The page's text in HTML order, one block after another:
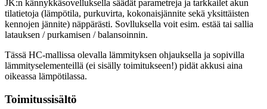
JK:n kännykkäsovelluksella säädät parametreja ja tarkkailet akun
tilatietoja (lämpötila, purkuvirta, kokonaisjännite sekä yksittäisten
kennojen jännite) näppärästi. Sovlluksella voit esim. estää tai sallia
latauksen / purkamisen / balansoinnin.
Tässä HC-mallissa olevalla lämmityksen ohjauksella ja sopivilla
lämmityselementeillä (ei sisälly toimitukseen!) pidät akkusi aina
oikeassa lämpötilassa.
Toimitussisältö